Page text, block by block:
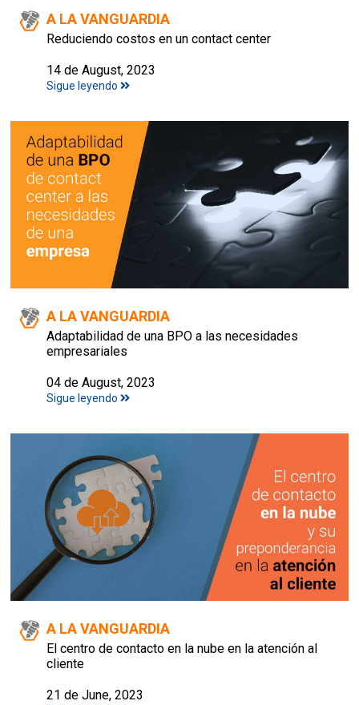
A LA VANGUARDIA
Reduciendo costos en un contact center
14 de August, 2023
Sigue leyendo
A LA VANGUARDIA
Adaptabilidad de una BPO a las necesidades
empresariales
04 de August, 2023
Sigue leyendo
A LA VANGUARDIA
El centro de contacto en la nube en la atención al
cliente
21 de June, 2023